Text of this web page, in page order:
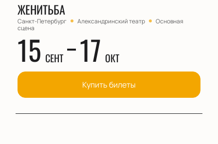
ЖЕНИТЬБА
Санкт-Петербург Александринский театр
Основная
сцена
15 СЕНТ 17 ОКТ
Купить билеты